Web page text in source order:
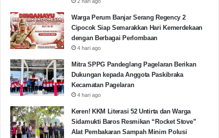
Warga Perum Banjar Serang Regency 2
Cipocok Siap Semarakkan Hari Kemerdekaan
dengan Berbagai Perlombaan
4 hari ago
Mitra SPPG Pandeglang Pagelaran Berikan
Dukungan kepada Anggota Paskibraka
Kecamatan Pagelaran
4 hari ago
Keren! KKM Literasi 52 Untirta dan Warga
Sidamukti Baros Resmikan “Rocket Stove”
Alat Pembakaran Sampah Minim Polusi